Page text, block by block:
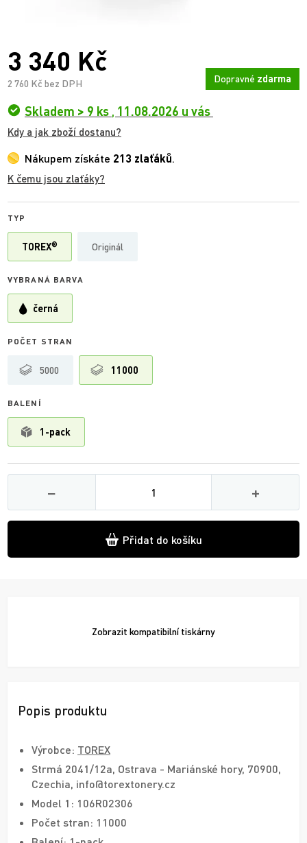
3 340 Kč
2 760 Kč bez DPH Dopravné zdarma
Skladem > 9 ks , 11.08.2026 u vás
Kdy a jak zboží dostanu?
Nákupem získáte 213 zlaťáků.
K čemu jsou zlaťáky?
TYP
TOREX® Originál
VYBRANÁ BARVA
černá
POČET STRAN
5000 11000
BALENÍ
1-pack
−
Množství
+
Přidat do košíku
Zobrazit kompatibilní tiskárny
Popis produktu
Výrobce: TOREX
Strmá 2041/12a, Ostrava - Mariánské hory, 70900,
Czechia, info@torextonery.cz
Model 1: 106R02306
Počet stran: 11000